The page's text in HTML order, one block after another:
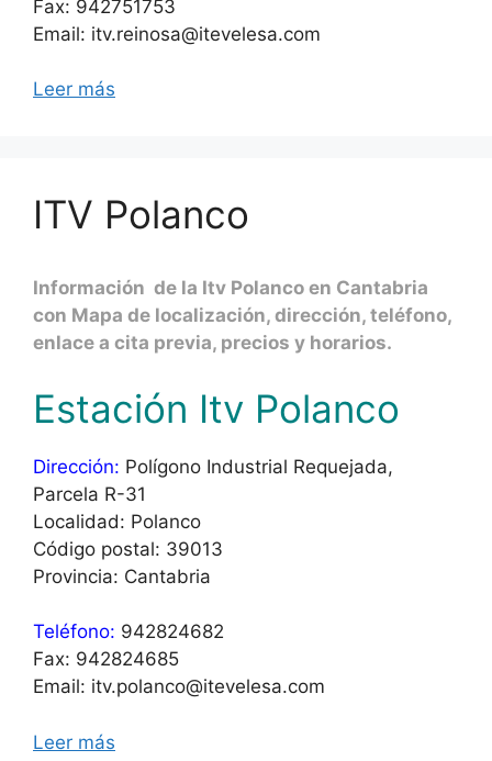
Fax: 942751753
Email: itv.reinosa@itevelesa.com
Leer más
ITV Polanco
Información de la Itv Polanco en Cantabria
con Mapa de localización, dirección, teléfono,
enlace a cita previa, precios y horarios.
Estación Itv Polanco
Dirección: Polígono Industrial Requejada,
Parcela R-31
Localidad: Polanco
Código postal: 39013
Provincia: Cantabria
Teléfono: 942824682
Fax: 942824685
Email: itv.polanco@itevelesa.com
Leer más